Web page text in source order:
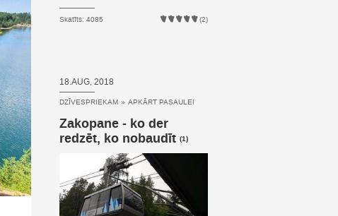
Skatīts: 4085 (2)
18.AUG, 2018
DZĪVESPRIEKAM » APKĀRT PASAULEI
Zakopane - ko der
redzēt, ko nobaudīt (1)